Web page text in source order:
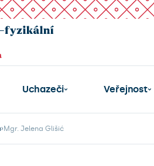
Uchazeči Veřejnost
Mgr. Jelena Glišić